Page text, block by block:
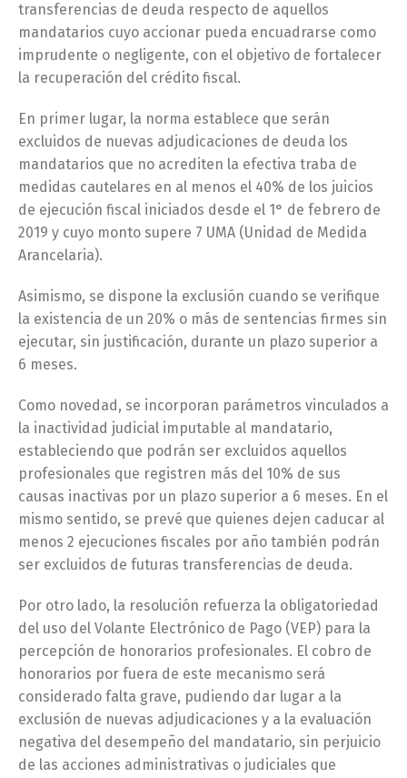
transferencias de deuda respecto de aquellos
mandatarios cuyo accionar pueda encuadrarse como
imprudente o negligente, con el objetivo de fortalecer
la recuperación del crédito fiscal.
En primer lugar, la norma establece que serán
excluidos de nuevas adjudicaciones de deuda los
mandatarios que no acrediten la efectiva traba de
medidas cautelares en al menos el 40% de los juicios
de ejecución fiscal iniciados desde el 1° de febrero de
2019 y cuyo monto supere 7 UMA (Unidad de Medida
Arancelaria).
Asimismo, se dispone la exclusión cuando se verifique
la existencia de un 20% o más de sentencias firmes sin
ejecutar, sin justificación, durante un plazo superior a
6 meses.
Como novedad, se incorporan parámetros vinculados a
la inactividad judicial imputable al mandatario,
estableciendo que podrán ser excluidos aquellos
profesionales que registren más del 10% de sus
causas inactivas por un plazo superior a 6 meses. En el
mismo sentido, se prevé que quienes dejen caducar al
menos 2 ejecuciones fiscales por año también podrán
ser excluidos de futuras transferencias de deuda.
Por otro lado, la resolución refuerza la obligatoriedad
del uso del Volante Electrónico de Pago (VEP) para la
percepción de honorarios profesionales. El cobro de
honorarios por fuera de este mecanismo será
considerado falta grave, pudiendo dar lugar a la
exclusión de nuevas adjudicaciones y a la evaluación
negativa del desempeño del mandatario, sin perjuicio
de las acciones administrativas o judiciales que